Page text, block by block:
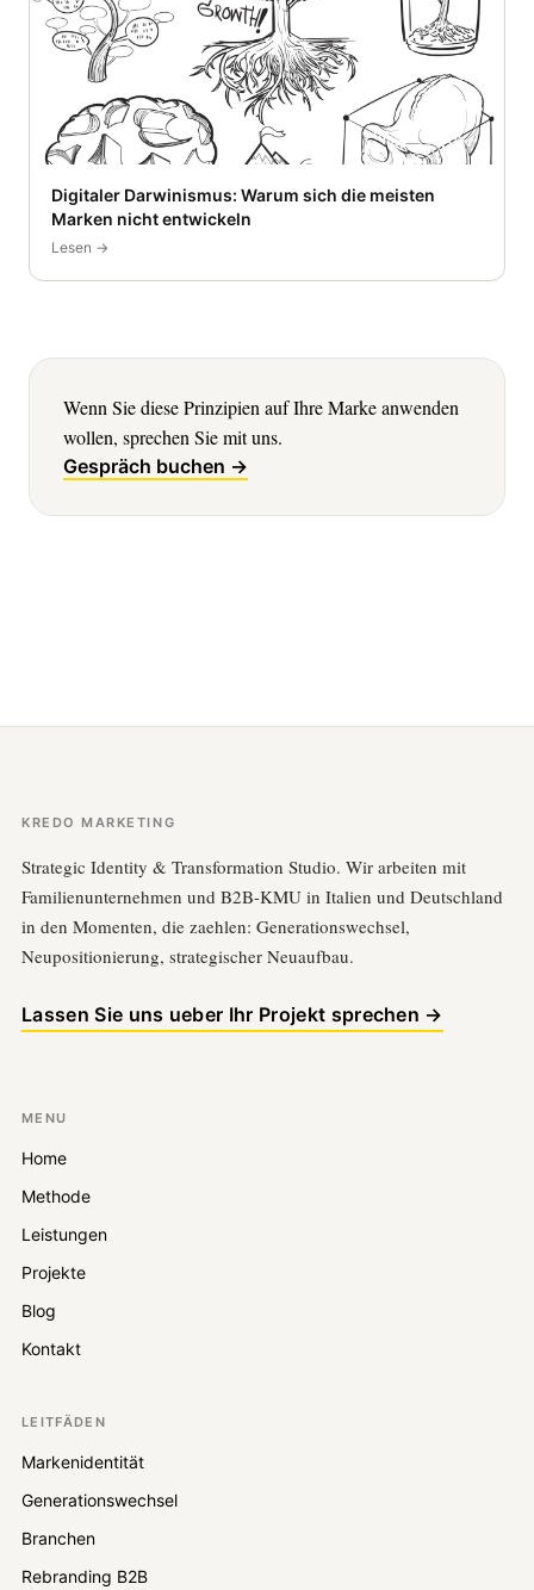
Digitaler Darwinismus: Warum sich die meisten
Marken nicht entwickeln
Lesen →
Wenn Sie diese Prinzipien auf Ihre Marke anwenden
wollen, sprechen Sie mit uns.
Gespräch buchen →
KREDO MARKETING
Strategic Identity & Transformation Studio. Wir arbeiten mit
Familienunternehmen und B2B-KMU in Italien und Deutschland
in den Momenten, die zaehlen: Generationswechsel,
Neupositionierung, strategischer Neuaufbau.
Lassen Sie uns ueber Ihr Projekt sprechen →
MENU
Home
Methode
Leistungen
Projekte
Blog
Kontakt
LEITFÄDEN
Markenidentität
Generationswechsel
Branchen
Rebranding B2B